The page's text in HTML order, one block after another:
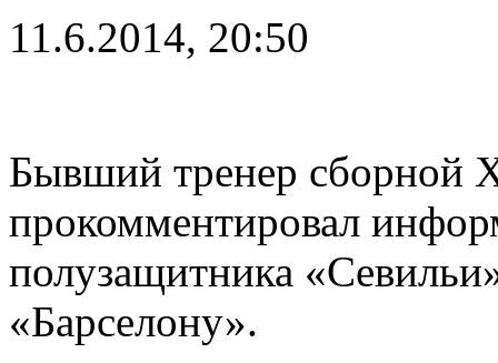
11.6.2014, 20:50
Бывший тренер сборной
прокомментировал
полузащитника
«Барселону».